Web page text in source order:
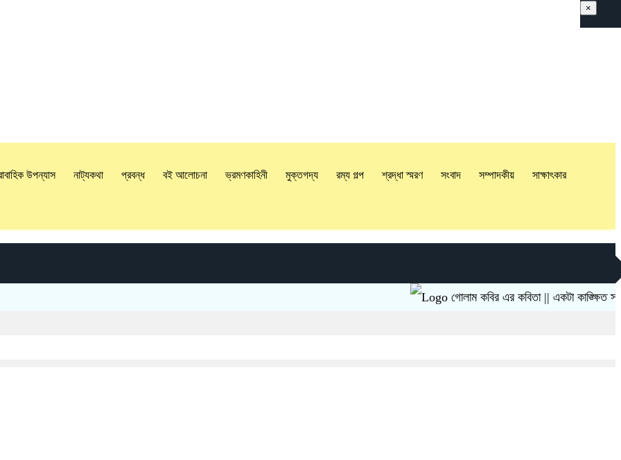
উপন্যাস নাট্যকথা প্রবন্ধ বই আলোচনা ভ্রমণকাহিনী মুক্তগদ্য রম্য গল্প শ্রদ্ধা স্মরণ সংবাদ সম্পাদকীয় সাক্ষাৎকার
গোলাম কবির এর কবিতা || একটা কাঙ্ক্ষিত স্বপ্নের
×